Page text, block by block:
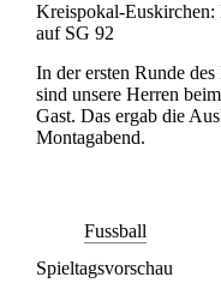
Kreispokal-Euskirchen:
auf SG 92
In der ersten Runde
sind unsere Herren
Gast. Das ergab die
Montagabend.
Fussball
Spieltagsvorschau